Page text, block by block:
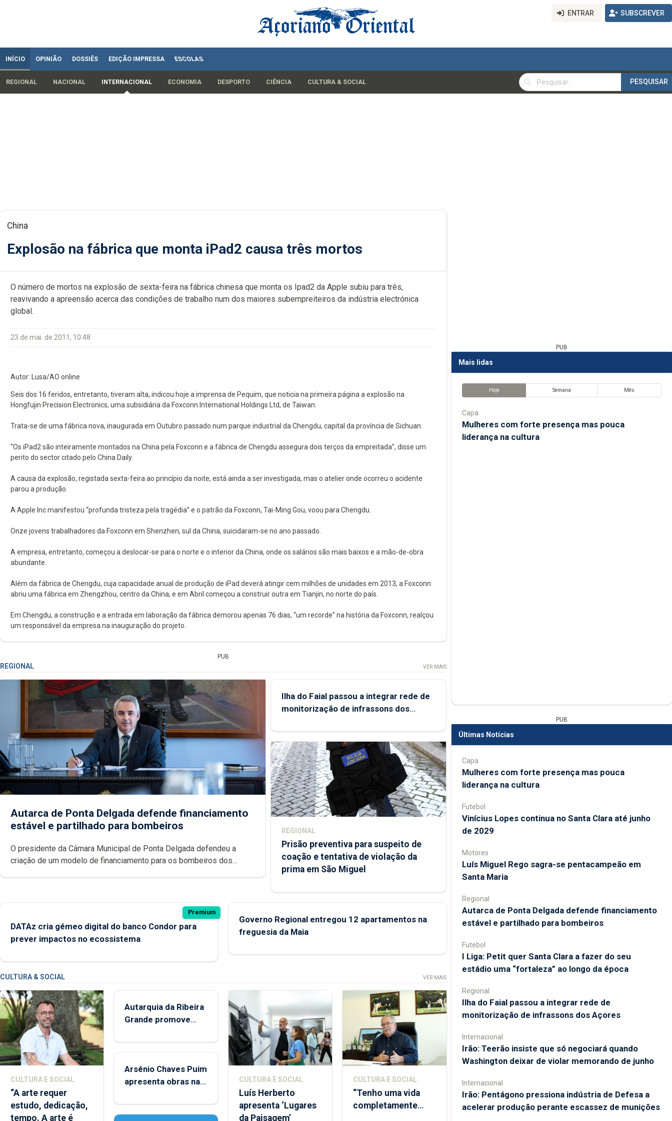
ENTRAR SUBSCREVER
INÍCIO OPINIÃO DOSSIÊS EDIÇÃO IMPRESSA ESCOLAS
REGIONAL NACIONAL INTERNACIONAL ECONOMIA DESPORTO CIÊNCIA CULTURA & SOCIAL
PESQUISAR
PESQUISAR
China
Explosão na fábrica que monta iPad2 causa três mortos
O número de mortos na explosão de sexta-feira na fábrica chinesa que monta os Ipad2 da Apple subiu para três,
reavivando a apreensão acerca das condições de trabalho num dos maiores subempreiteiros da indústria electrónica
global.
23 de mai. de 2011, 10:48
Autor: Lusa/AO online
Seis dos 16 feridos, entretanto, tiveram alta, indicou hoje a imprensa de Pequim, que noticia na primeira página a explosão na
Hongfujin Precision Electronics, uma subsidiária da Foxconn International Holdings Ltd, de Taiwan.
Trata-se de uma fábrica nova, inaugurada em Outubro passado num parque industrial da Chengdu, capital da província de Sichuan.
“Os iPad2 são inteiramente montados na China pela Foxconn e a fábrica de Chengdu assegura dois terços da empreitada”, disse um
perito do sector citado pelo China Daily.
A causa da explosão, registada sexta-feira ao princípio da noite, está ainda a ser investigada, mas o atelier onde ocorreu o acidente
parou a produção.
A Apple Inc manifestou “profunda tristeza pela tragédia” e o patrão da Foxconn, Tai-Ming Gou, voou para Chengdu.
Onze jovens trabalhadores da Foxconn em Shenzhen, sul da China, suicidaram-se no ano passado.
A empresa, entretanto, começou a deslocar-se para o norte e o interior da China, onde os salários são mais baixos e a mão-de-obra
abundante.
Além da fábrica de Chengdu, cuja capacidade anual de produção de iPad deverá atingir cem milhões de unidades em 2013, a Foxconn
abriu uma fábrica em Zhengzhou, centro da China, e em Abril começou a construir outra em Tianjin, no norte do país.
Em Chengdu, a construção e a entrada em laboração da fábrica demorou apenas 76 dias, “um recorde” na história da Foxconn, realçou
um responsável da empresa na inauguração do projeto.
PUB
REGIONAL VER MAIS
Autarca de Ponta Delgada defende financiamento
estável e partilhado para bombeiros
O presidente da Câmara Municipal de Ponta Delgada defendeu a
criação de um modelo de financiamento para os bombeiros dos
Ilha do Faial passou a integrar rede de
monitorização de infrassons dos
REGIONAL
Prisão preventiva para suspeito de
coação e tentativa de violação da
prima em São Miguel
Premium
DATAz cria gémeo digital do banco Condor para
prever impactos no ecossistema
Governo Regional entregou 12 apartamentos na
freguesia da Maia
CULTURA & SOCIAL VER MAIS
CULTURA E SOCIAL
“A arte requer
estudo, dedicação,
tempo. A arte é
Autarquia da Ribeira
Grande promove
Verão"
Arsénio Chaves Puim
apresenta obras na
Porto
CULTURA E SOCIAL
Luís Herberto
apresenta ‘Lugares
da Paisagem’
CULTURA E SOCIAL
“Tenho uma vida
completamente
PUB
Mais lidas
Hoje Semana Mês
Capa
Mulheres com forte presença mas pouca
liderança na cultura
PUB
Últimas Notícias
Capa
Mulheres com forte presença mas pouca
liderança na cultura
Futebol
Vinícius Lopes continua no Santa Clara até junho
de 2029
Motores
Luís Miguel Rego sagra-se pentacampeão em
Santa Maria
Regional
Autarca de Ponta Delgada defende financiamento
estável e partilhado para bombeiros
Futebol
I Liga: Petit quer Santa Clara a fazer do seu
estádio uma “fortaleza” ao longo da época
Regional
Ilha do Faial passou a integrar rede de
monitorização de infrassons dos Açores
Internacional
Irão: Teerão insiste que só negociará quando
Washington deixar de violar memorando de junho
Internacional
Irão: Pentágono pressiona indústria de Defesa a
acelerar produção perante escassez de munições